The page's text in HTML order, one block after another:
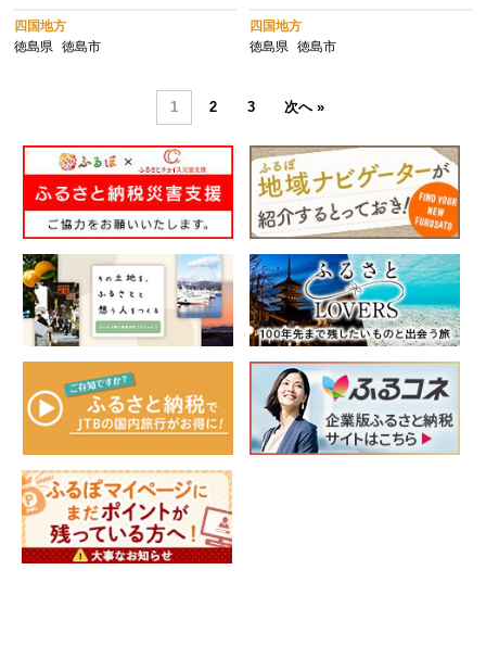
四国地方
徳島県
徳島市
四国地方
徳島県 徳島市
1 2 3 次へ »